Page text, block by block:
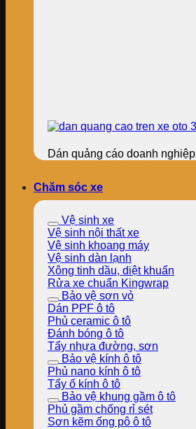
Dán quảng cáo doanh nghiệp
Chăm sóc xe
Vệ sinh xe
Vệ sinh nội thất xe
Vệ sinh khoang máy
Vệ sinh dàn lạnh
Xông tinh dầu, diệt khuẩn
Rửa xe chuẩn Kingwrap
Bảo vệ sơn vỏ
Dán PPF ô tô
Phủ ceramic ô tô
Đánh bóng ô tô
Tẩy nhựa đường, sơn
Bảo vệ kính ô tô
Phủ nano kính ô tô
Tẩy ố kính ô tô
Bảo vệ khung gầm ô tô
Phủ gầm chống rỉ sét
Sơn kẽm ống pô ô tô